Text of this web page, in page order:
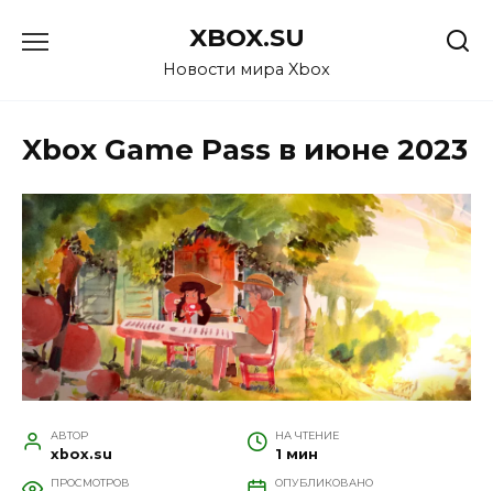
XBOX.SU
Новости мира Xbox
Xbox Game Pass в июне 2023
АВТОР
xbox.su
НА ЧТЕНИЕ
1 мин
ПРОСМОТРОВ ОПУБЛИКОВАНО